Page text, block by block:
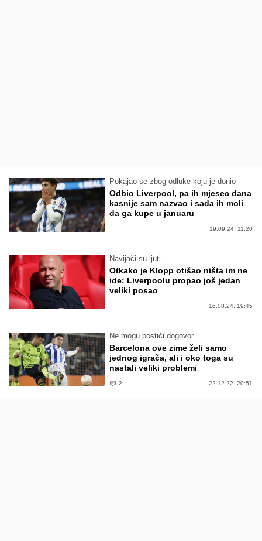
Pokajao se zbog odluke koju je donio
Odbio Liverpool, pa ih mjesec dana
kasnije sam nazvao i sada ih moli
da ga kupe u januaru
19.09.24. 11:20
Navijači su ljuti
Otkako je Klopp otišao ništa im ne
ide: Liverpoolu propao još jedan
veliki posao
16.08.24. 19:45
Ne mogu postići dogovor
Barcelona ove zime želi samo
jednog igrača, ali i oko toga su
nastali veliki problemi
2 22.12.22. 20:51